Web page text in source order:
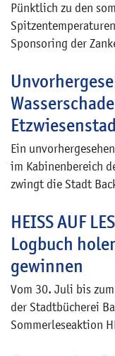
Pünktlich zu den
Sponsoring der
Erleichterung und
den Backnanger
Schirme werden
gestellt, lediglich für
eine geringe
einer umfassenden
Unternehmen
Stadtgebiet mit
aus. Die Aktion ist
bis zu den
Ein
im Kabinenbereich
zwingt die Stadt
Einschränkungen.
die Duschen und
der
werden mussten.
Schadensursache
Leckageortung
HEISS AUF
Logbuch
gewinnen
Vom 30. Juli bis
der Stadtbücherei
Sommerleseaktion